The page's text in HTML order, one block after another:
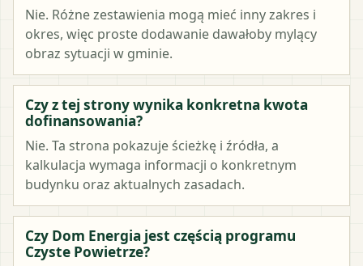
Nie. Różne zestawienia mogą mieć inny zakres i
okres, więc proste dodawanie dawałoby mylący
obraz sytuacji w gminie.
Czy z tej strony wynika konkretna kwota
dofinansowania?
Nie. Ta strona pokazuje ścieżkę i źródła, a
kalkulacja wymaga informacji o konkretnym
budynku oraz aktualnych zasadach.
Czy Dom Energia jest częścią programu
Czyste Powietrze?